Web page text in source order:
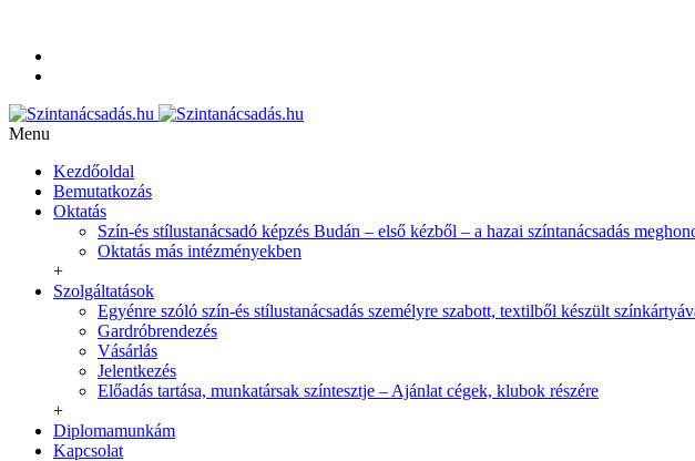
Menu
Kezdőoldal
Bemutatkozás
Oktatás
Szín-és stílustanácsadó képzés Budán – első kézből – a hazai színtanácsadás
Oktatás más intézményekben
+
Szolgáltatások
Egyénre szóló szín-és stílustanácsadás személyre szabott, textilből készült
Gardróbrendezés
Vásárlás
Jelentkezés
Előadás tartása, munkatársak színtesztje – Ajánlat cégek, klubok részére
+
Diplomamunkám
Kapcsolat